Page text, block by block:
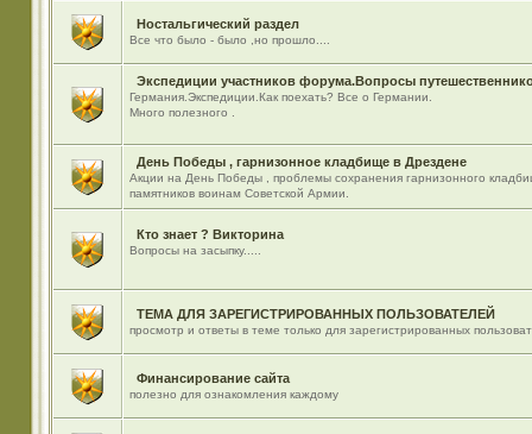
Ностальгический раздел
Все что было - было ,но прошло....
Экспедиции участников форума.Вопросы
Германия.Экспедиции.Как поехать? Все о Германии.
Много полезного .
День Победы , гарнизонное кладбище в Дрездене
Акции на День Победы , проблемы сохранения гарнизонного
памятников воинам Советской Армии.
Кто знает ? Викторина
Вопросы на засыпку.....
ТЕМА ДЛЯ ЗАРЕГИСТРИРОВАННЫХ ПОЛЬЗОВАТЕЛЕЙ
просмотр и ответы в теме только для зарегистрированных
Финансирование сайта
полезно для ознакомления каждому